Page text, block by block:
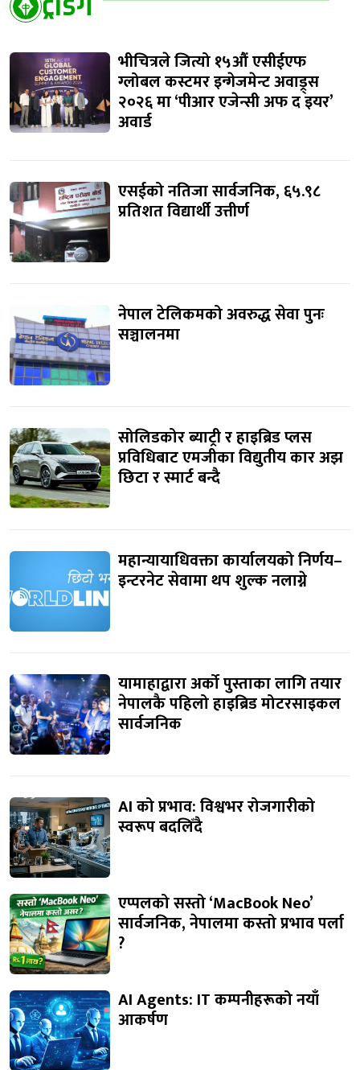
भीचित्रले जित्यो १५औं एसीईएफ
ग्लोबल कस्टमर इन्गेजमेन्ट अवाड्र्स
२०२६ मा ‘पीआर एजेन्सी अफ द इयर’
अवार्ड
एसईको नतिजा सार्वजनिक, ६५.९८
प्रतिशत विद्यार्थी उत्तीर्ण
नेपाल टेलिकमको अवरुद्ध सेवा पुनः
सञ्चालनमा
सोलिडकोर ब्याट्री र हाइब्रिड प्लस
प्रविधिबाट एमजीका विद्युतीय कार अझ
छिटा र स्मार्ट बन्दै
महान्यायाधिवक्ता कार्यालयको निर्णय–
इन्टरनेट सेवामा थप शुल्क नलाग्ने
यामाहाद्वारा अर्को पुस्ताका लागि तयार
नेपालकै पहिलो हाइब्रिड मोटरसाइकल
सार्वजनिक
AI को प्रभाव: विश्वभर रोजगारीको
स्वरूप बदलिँदै
एप्पलको सस्तो ‘MacBook Neo’
सार्वजनिक, नेपालमा कस्तो प्रभाव पर्ला
?
AI Agents: IT कम्पनीहरूको नयाँ
आकर्षण